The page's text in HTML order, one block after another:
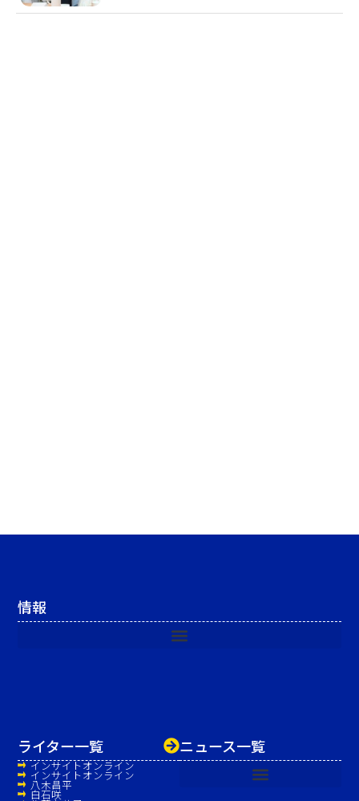
ニュース一覧
ライター一覧
インサイトオンライン
インサイトオンライン
八木昌平
白石咲
情報